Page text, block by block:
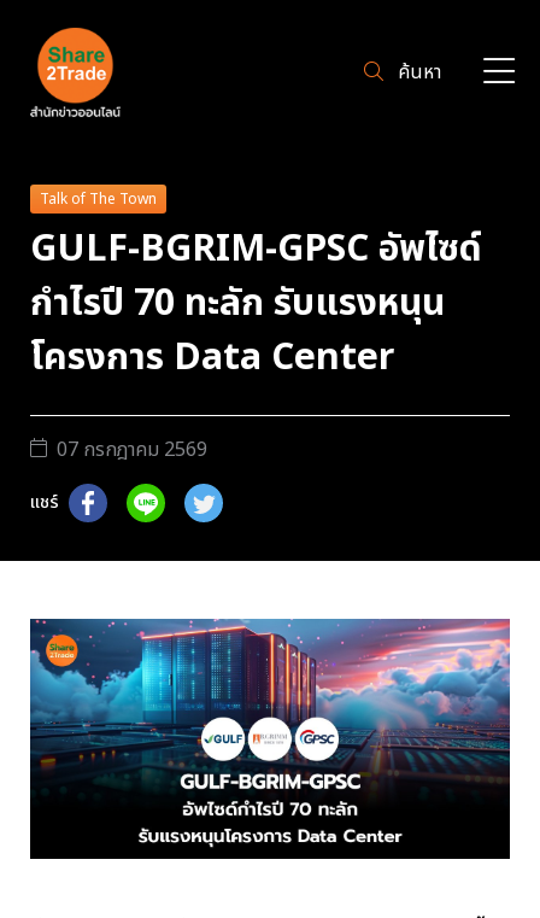
ค้นหา
Talk of The Town
GULF-BGRIM-GPSC อัพไซด์
กำไรปี 70 ทะลัก รับแรงหนุน
โครงการ Data Center
07 กรกฎาคม 2569
แชร์